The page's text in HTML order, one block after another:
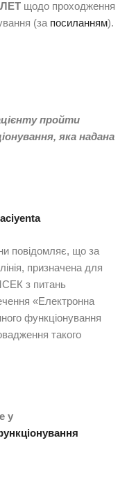
щодо проходження
(за посиланням).
пройти
яка надана
повідомляє, що за
призначена для
з питань
«Електронна
функціонування
такого
у